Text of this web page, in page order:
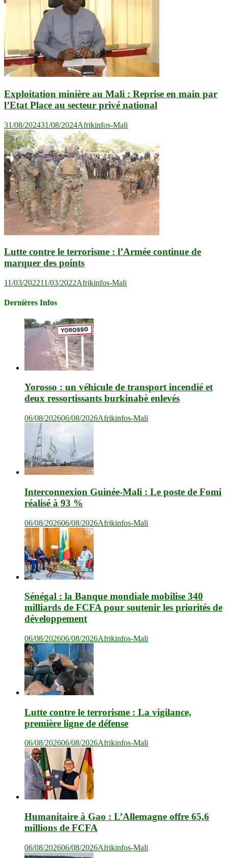
Exploitation minière au Mali : Reprise en main par
l’Etat Place au secteur privé national
31/08/202431/08/2024Afrikinfos-Mali
Lutte contre le terrorisme : l’Armée continue de
marquer des points
11/03/202211/03/2022Afrikinfos-Mali
Dernières Infos
Yorosso : un véhicule de transport incendié et
deux ressortissants burkinabè enlevés
06/08/202606/08/2026Afrikinfos-Mali
Interconnexion Guinée-Mali : Le poste de Fomi
réalisé à 93 %
06/08/202606/08/2026Afrikinfos-Mali
Sénégal : la Banque mondiale mobilise 340
milliards de FCFA pour soutenir les priorités de
développement
06/08/202606/08/2026Afrikinfos-Mali
Lutte contre le terrorisme : La vigilance,
première ligne de défense
06/08/202606/08/2026Afrikinfos-Mali
Humanitaire à Gao : L’Allemagne offre 65,6
millions de FCFA
06/08/202606/08/2026Afrikinfos-Mali